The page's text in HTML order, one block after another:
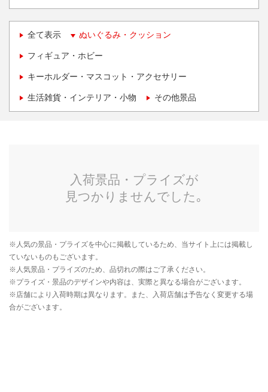
全て表示 ぬいぐるみ・クッション
フィギュア・ホビー
キーホルダー・マスコット・アクセサリー
生活雑貨・インテリア・小物 その他景品